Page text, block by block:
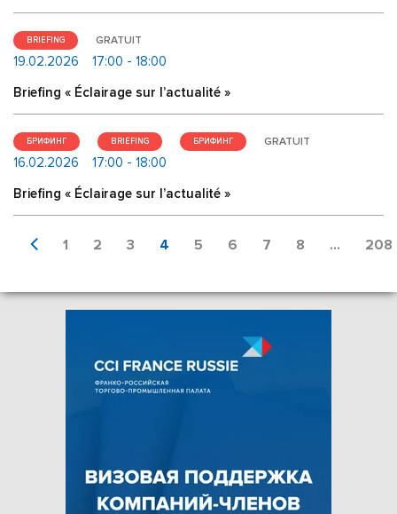
BRIEFING GRATUIT
19.02.2026
17:00 - 18:00
Briefing « Éclairage sur l’actualité »
БРИФИНГ BRIEFING БРИФИНГ GRATUIT
16.02.2026
17:00 - 18:00
Briefing « Éclairage sur l’actualité »
1 2 3 4 5 6 7 8 ... 208